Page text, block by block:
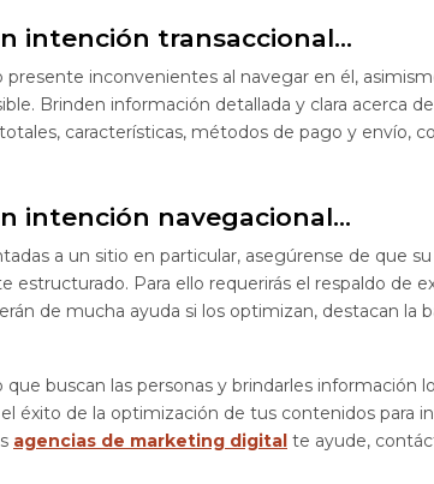
intención transaccional…
inconvenientes al navegar en él,
Brinden información detallada y clara acerca
características, métodos de pago y envío,
intención navegacional…
a un sitio en particular, asegúrense de que
estructurado. Para ello requerirás el respaldo de
de mucha ayuda si los optimizan, destacan la
buscan las personas y brindarles información
éxito de la optimización de tus contenidos para
agencias de marketing digital te ayude,